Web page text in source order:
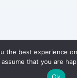
the best experience
assume that you are
Ok